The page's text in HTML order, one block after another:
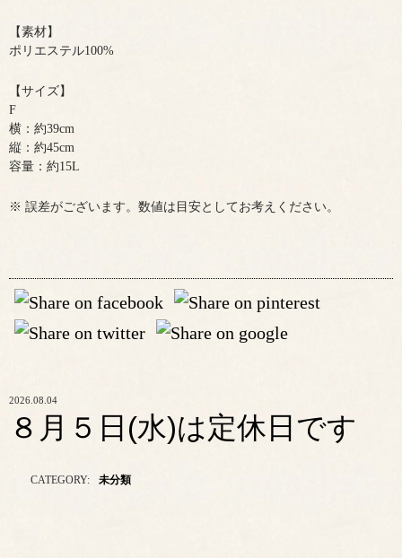
【素材】
ポリエステル100%
【サイズ】
F
横：約39cm
縦：約45cm
容量：約15L
※ 誤差がございます。数値は目安としてお考えください。
2026.08.04
８月５日(水)は定休日です
CATEGORY: 未分類